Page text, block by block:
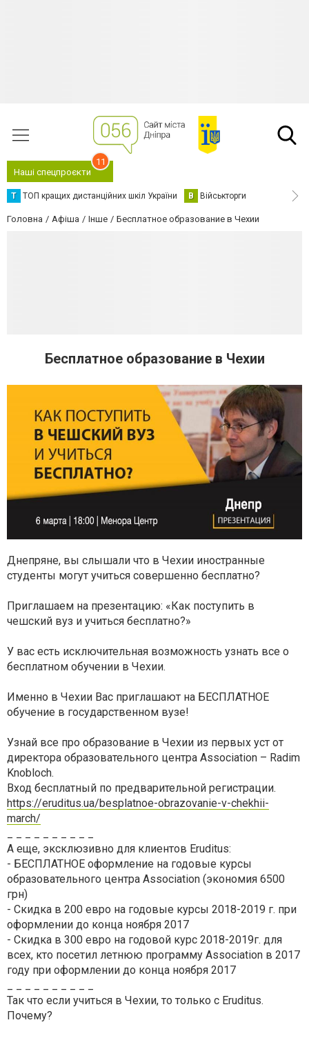
Наші спецпроєкти
11
Т ТОП кращих дистанційних шкіл України В Військторги
Головна Афіша Інше Бесплатное образование в Чехии
Бесплатное образование в Чехии
Днепряне, вы слышали что в Чехии иностранные
студенты могут учиться совершенно бесплатно?
Приглашаем на презентацию: «Как поступить в
чешский вуз и учиться бесплатно?»
У вас есть исключительная возможность узнать все о
бесплатном обучении в Чехии.
Именно в Чехии Вас приглашают на БЕСПЛАТНОЕ
обучение в государственном вузе!
Узнай все про образование в Чехии из первых уст от
директора образовательного центра Association – Radim
Knobloch.
Вход бесплатный по предварительной регистрации.
https://eruditus.ua/besplatnoe-obrazovanie-v-chekhii-
march/
А еще, эксклюзивно для клиентов Eruditus:
- БЕСПЛАТНОЕ оформление на годовые курсы
образовательного центра Association (экономия 6500
грн)
- Скидка в 200 евро на годовые курсы 2018-2019 г. при
оформлении до конца ноября 2017
- Скидка в 300 евро на годовой курс 2018-2019г. для
всех, кто посетил летнюю программу Association в 2017
году при оформлении до конца ноября 2017
Так что если учиться в Чехии, то только с Eruditus.
Почему?